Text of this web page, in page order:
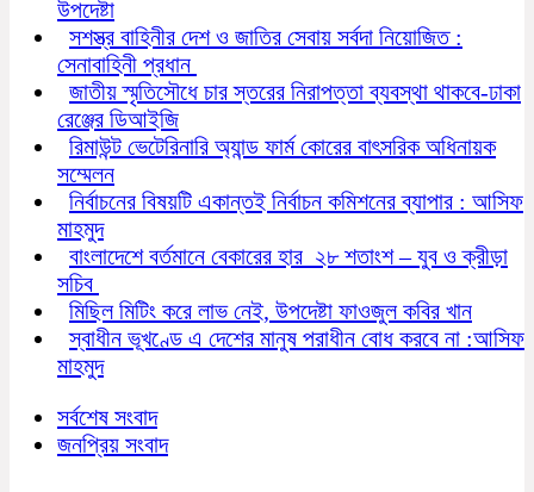
উপদেষ্টা
সশস্ত্র বাহিনীর দেশ ও জাতির সেবায় সর্বদা নিয়োজিত :
সেনাবাহিনী প্রধান
জাতীয় স্মৃতিসৌধে চার স্তরের নিরাপত্তা ব্যবস্থা থাকবে-ঢাকা
রেঞ্জের ডিআইজি
রিমাউন্ট ভেটেরিনারি অ্যান্ড ফার্ম কোরের বাৎসরিক অধিনায়ক
সম্মেলন
নির্বাচনের বিষয়টি একান্তই নির্বাচন কমিশনের ব্যাপার : আসিফ
মাহমুদ
বাংলাদেশে বর্তমানে বেকারের হার ২৮ শতাংশ – যুব ও ক্রীড়া
সচিব
মিছিল মিটিং করে লাভ নেই, উপদেষ্টা ফাওজুল কবির খান
স্বাধীন ভূখণ্ডে এ দেশের মানুষ পরাধীন বোধ করবে না :আসিফ
মাহমুদ
সর্বশেষ সংবাদ
জনপ্রিয় সংবাদ